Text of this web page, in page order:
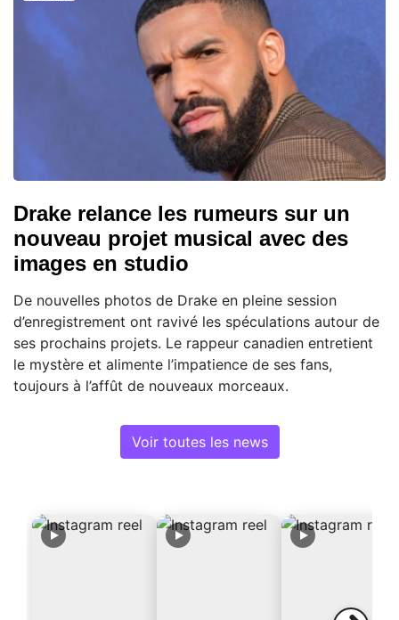
Drake relance les rumeurs sur un
nouveau projet musical avec des
images en studio
De nouvelles photos de Drake en pleine session
d’enregistrement ont ravivé les spéculations autour de
ses prochains projets. Le rappeur canadien entretient
le mystère et alimente l’impatience de ses fans,
toujours à l’affût de nouveaux morceaux.
Voir toutes les news